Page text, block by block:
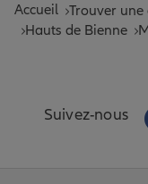
Accueil Trouver
Hauts de Bienne
Suivez-nous